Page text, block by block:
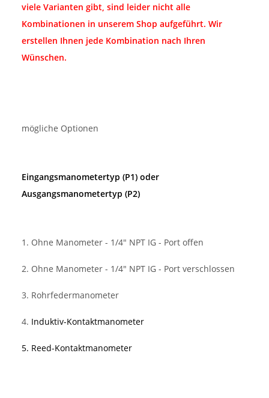
viele Varianten gibt, sind leider nicht alle
Kombinationen in unserem Shop aufgeführt. Wir
erstellen Ihnen jede Kombination nach Ihren
Wünschen.
mögliche Optionen
Eingangsmanometertyp (P1) oder
Ausgangsmanometertyp (P2)
1. Ohne Manometer - 1/4" NPT IG - Port offen
2. Ohne Manometer - 1/4" NPT IG - Port verschlossen
3. Rohrfedermanometer
4. Induktiv-Kontaktmanometer
5. Reed-Kontaktmanometer